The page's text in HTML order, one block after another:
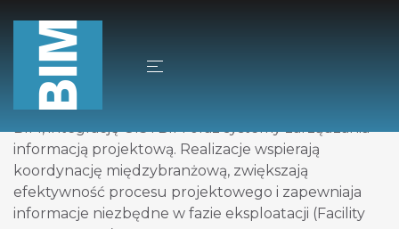
Projekty wykorzystujące technologię BIM oraz
cyfrowe modele infrastruktury hydrotechnicznej.
Zakres prac obejmuje modelowanie 3D, Scan to
BIM, integrację GIS i BIM oraz systemy zarządzania
informacją projektową. Realizacje wspierają
koordynację międzybranżową, zwiększają
efektywność procesu projektowego i zapewniaja
informacje niezbędne w fazie eksploatacji (Facility